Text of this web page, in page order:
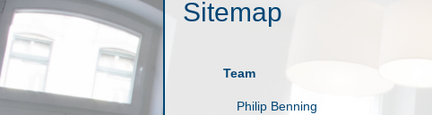
Sitemap
Team
Philip Benning